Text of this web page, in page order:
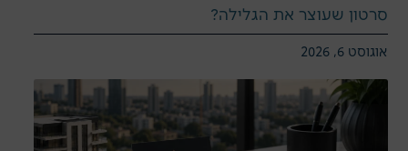
סרטון שעוצר את הגלילה?
אוגוסט 6, 2026